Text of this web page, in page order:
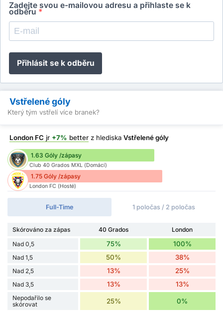
Zadejte svou e-mailovou adresu a přihlaste se k
odběru *
Přihlásit se k odběru
Vstřelené góly
Který tým vstřelí více branek?
London FC jr +7% better z hlediska Vstřelené góly
1.63 Góly /zápasy
Club 40 Grados MXL (Domácí)
1.75 Góly /zápasy
London FC (Hosté)
Full-Time 1 poločas / 2 poločas
Skórováno za zápas 40 Grados
London
Nad 0,5
75% 100%
Nad 1,5 50% 38%
Nad 2,5 13% 25%
Nad 3,5 13% 13%
Nepodařilo se
skórovat
25% 0%